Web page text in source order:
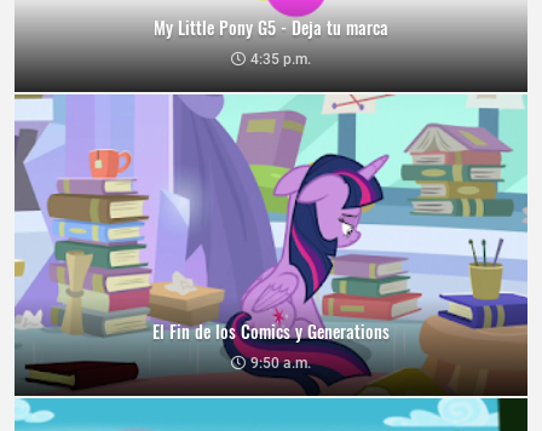
My Little Pony G5 - Deja tu marca
4:35 p.m.
El Fin de los Comics y Generations
9:50 a.m.